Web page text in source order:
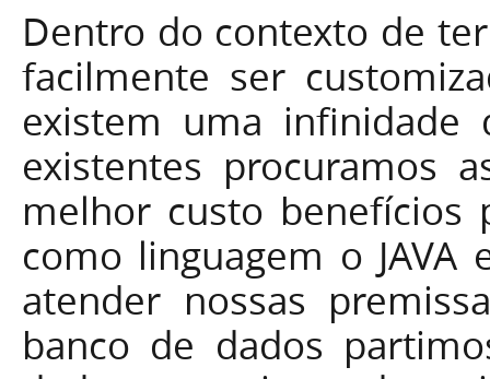
Dentro do contexto de
facilmente ser
existem uma infinidade
existentes procuramos
melhor custo benefícios
como linguagem o
atender nossas
banco de dados